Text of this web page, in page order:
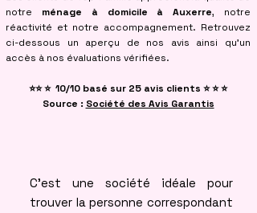
notre ménage à domicile à Auxerre, notre
réactivité et notre accompagnement. Retrouvez
ci-dessous un aperçu de nos avis ainsi qu’un
accès à nos évaluations vérifiées.
⭐⭐ ⭐ 10/10 basé sur 25 avis clients ⭐ ⭐ ⭐
Source : Société des Avis Garantis
C’est une société idéale pour
trouver la personne correspondant